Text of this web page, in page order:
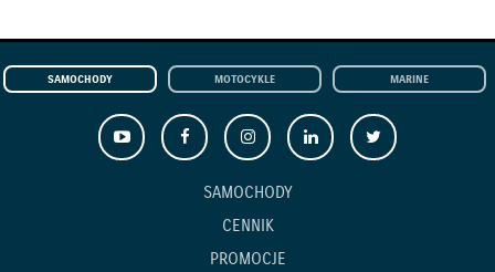
SAMOCHODY MOTOCYKLE MARINE
SAMOCHODY
CENNIK
PROMOCJE